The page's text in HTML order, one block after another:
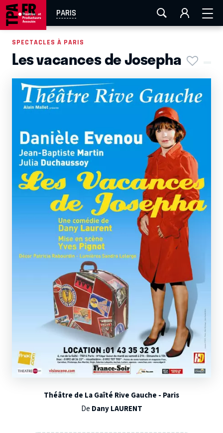
PARIS
AIX-MARSEILLE LA ROCHELLE
EN TOURNÉE
SPECTACLES À PARIS
Les vacances de Josepha
Théâtre de La Gaîté Rive Gauche - Paris
De Dany LAURENT